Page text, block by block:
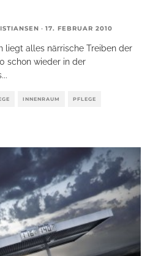
· 17. FEBRUAR 2010
liegt alles närrische Treiben der
schon wieder in der
...
INNENRAUM PFLEGE